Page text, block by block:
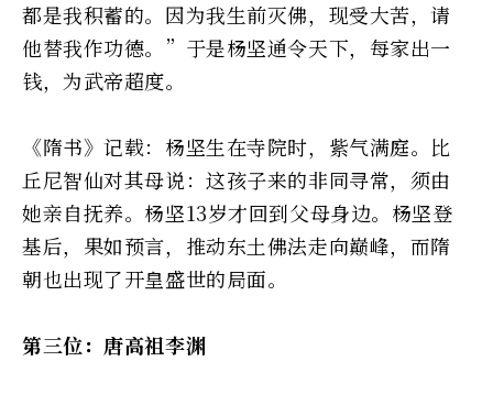
都是我积蓄的。因为我生前灭佛，现受大苦，请
他替我作功德。”于是杨坚通令天下，每家出一
钱，为武帝超度。
《隋书》记载：杨坚生在寺院时，紫气满庭。比
丘尼智仙对其母说：这孩子来的非同寻常，须由
她亲自抚养。杨坚13岁才回到父母身边。杨坚登
基后，果如预言，推动东土佛法走向巅峰，而隋
朝也出现了开皇盛世的局面。
第三位：唐高祖李渊